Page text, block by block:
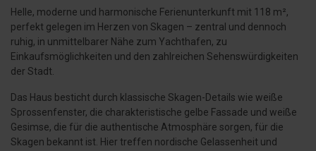
Helle, moderne und harmonische Ferienunterkunft mit 118 m²,
perfekt gelegen im Herzen von Skagen – zentral und dennoch
ruhig, in unmittelbarer Nähe zum Yachthafen, zu
Einkaufsmöglichkeiten und den zahlreichen Sehenswürdigkeiten
der Stadt.
Das Haus besticht durch klassische Skagen-Details wie weiße
Sprossenfenster, die charakteristische gelbe Fassade und weiße
Gesimse, die für die authentische Atmosphäre sorgen, für die
Skagen bekannt ist. Hier treffen nordische Gelassenheit und